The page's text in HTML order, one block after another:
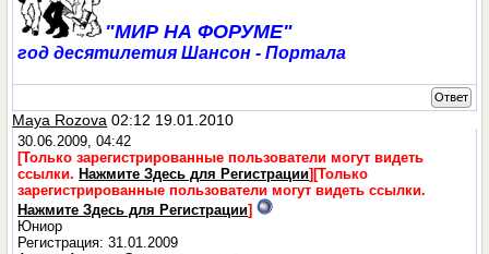
"МИР НА ФОРУМЕ"
год десятилетия Шансон - Портала
Ответ
Maya Rozova 02:12 19.01.2010
30.06.2009, 04:42
[Только зарегистрированные пользователи могут видеть
ссылки. Нажмите Здесь для Регистрации] [Только
зарегистрированные пользователи могут видеть ссылки.
Нажмите Здесь для Регистрации]
Юниор
Регистрация: 31.01.2009